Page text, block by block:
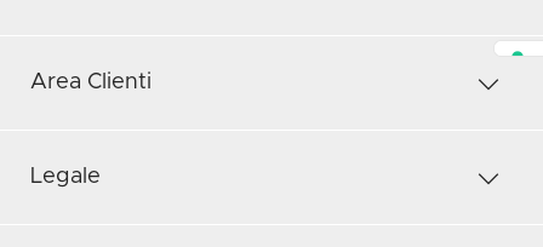
Area Clienti
Legale